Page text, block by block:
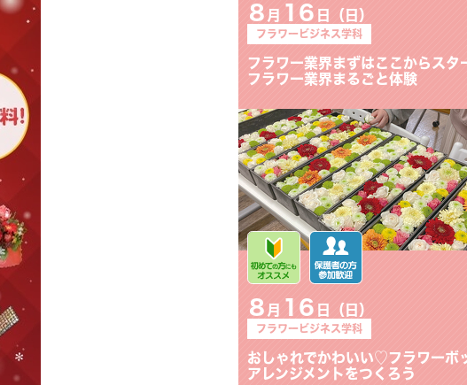
8 16
フラワービジネス学科
おしゃれでかわいい♡フラワー
ボックスアレンジメントをつくろ
う